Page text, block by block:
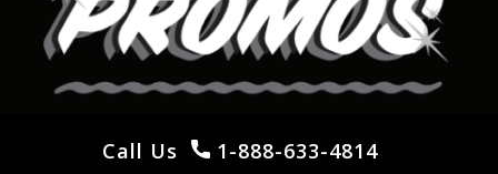
Call Us 1-888-633-4814